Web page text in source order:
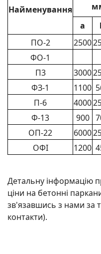
Найменування
a
ПО-2
2500
ФО-1
П3
3000
ФЗ-1
1100
П-6
4000
Ф-13
900
ОП-22
6000
ОФІ
1200
Детальну інформацію
ціни на бетонні
зв'язавшись з нами за
контакти).